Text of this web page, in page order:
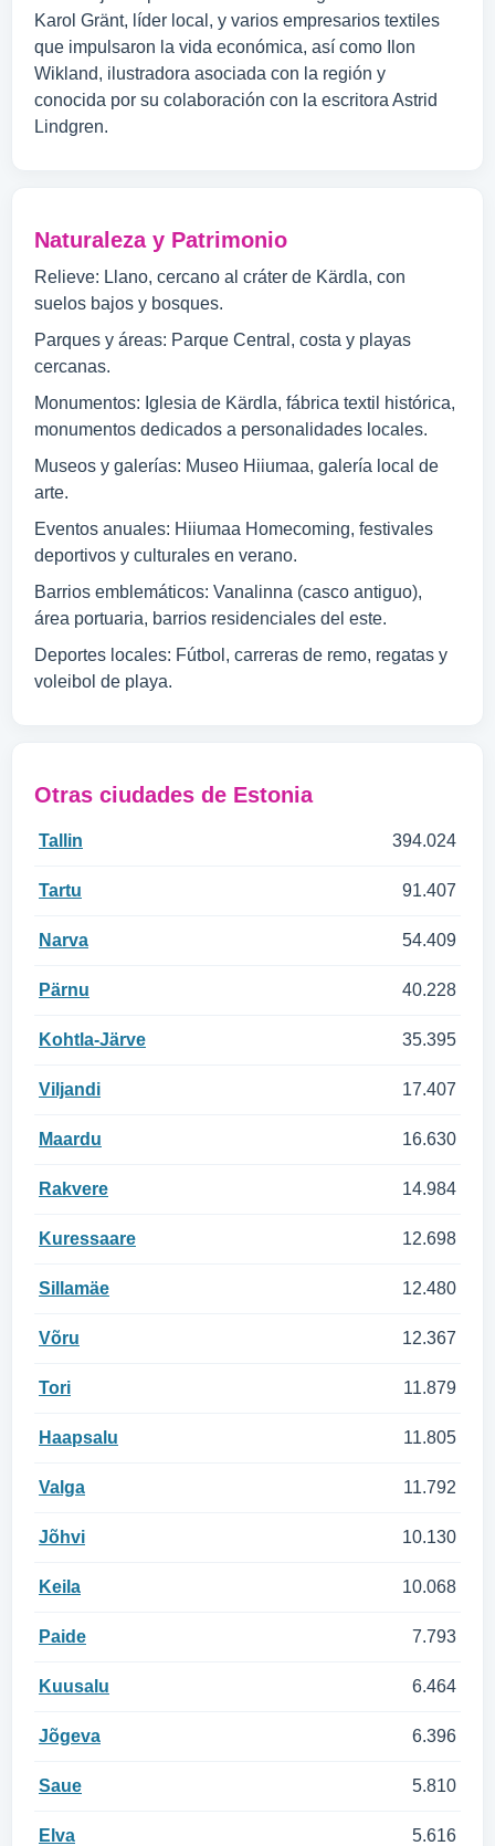
Karol Gränt, líder local, y varios empresarios textiles
que impulsaron la vida económica, así como Ilon
Wikland, ilustradora asociada con la región y
conocida por su colaboración con la escritora Astrid
Lindgren.
Naturaleza y Patrimonio
Relieve: Llano, cercano al cráter de Kärdla, con
suelos bajos y bosques.
Parques y áreas: Parque Central, costa y playas
cercanas.
Monumentos: Iglesia de Kärdla, fábrica textil histórica,
monumentos dedicados a personalidades locales.
Museos y galerías: Museo Hiiumaa, galería local de
arte.
Eventos anuales: Hiiumaa Homecoming, festivales
deportivos y culturales en verano.
Barrios emblemáticos: Vanalinna (casco antiguo),
área portuaria, barrios residenciales del este.
Deportes locales: Fútbol, carreras de remo, regatas y
voleibol de playa.
Otras ciudades de Estonia
Tallin 394.024
Tartu 91.407
Narva 54.409
Pärnu 40.228
Kohtla-Järve 35.395
Viljandi 17.407
Maardu 16.630
Rakvere 14.984
Kuressaare 12.698
Sillamäe 12.480
Võru 12.367
Tori 11.879
Haapsalu 11.805
Valga 11.792
Jõhvi 10.130
Keila 10.068
Paide 7.793
Kuusalu 6.464
Jõgeva 6.396
Saue 5.810
Elva 5.616